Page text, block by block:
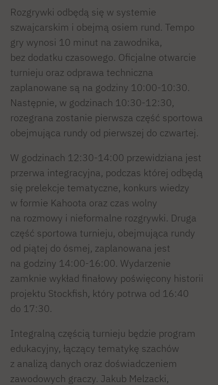
Rozgrywki odbędą się w systemie
szwajcarskim i obejmą osiem rund. Tempo
gry wynosi 10 minut na zawodnika,
bez dodatku czasowego. Oficjalne otwarcie
turnieju oraz odprawa techniczna
zaplanowane są na godziny 10:00-10:30.
Następnie, w godzinach 10:30-12:30,
rozegrana zostanie pierwsza część sportowa
obejmująca rundy od pierwszej do czwartej.
W godzinach 12:30-14:00 przewidziana jest
przerwa integracyjna, podczas której odbędą
się prelekcje tematyczne, konkurs wiedzy
w formie Kahoota oraz czas wolny
na rozmowy i nieformalne rozgrywki. Druga
część sportowa turnieju, obejmująca rundy
od piątej do ósmej, zaplanowana jest
na godziny 14:00-16:00. Wydarzenie
zamknie wykład finałowy poświęcony historii
projektu Stockfish, który potrwa od 16:40
do 17:30.
Integralną częścią turnieju będzie program
edukacyjny, łączący tematykę szachów
z analizą danych oraz doświadczeniem
zawodowych graczy. Jakub Melzacki,